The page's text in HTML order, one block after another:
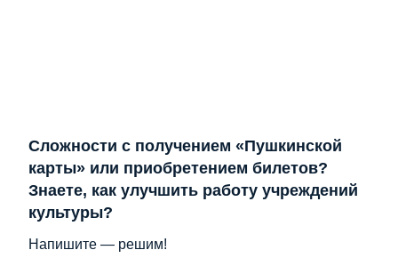
Сложности с получением «Пушкинской
карты» или приобретением билетов?
Знаете, как улучшить работу учреждений
культуры?
Напишите — решим!